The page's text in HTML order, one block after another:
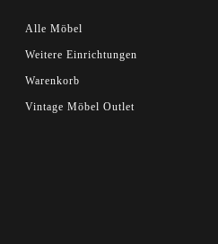
Alle Möbel
Weitere Einrichtungen
Warenkorb
Vintage Möbel Outlet